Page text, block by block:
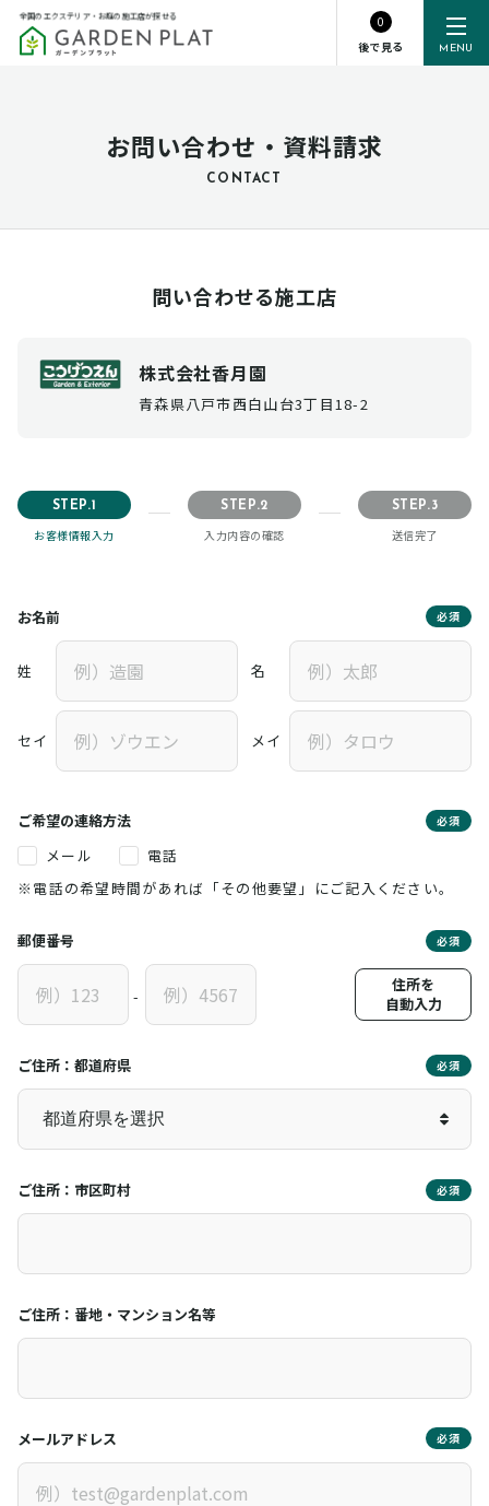
MENU
全国のエクステリア・お庭の施工店が探せる
0
後で見る
お問い合わせ・資料請求
CONTACT
問い合わせる施工店
株式会社香月園
青森県八戸市西白山台3丁目18-2
STEP.1
お客様情報入力
STEP.2
入力内容の確認
STEP.3
送信完了
お名前 必須
姓 名
セイ メイ
ご希望の連絡方法 必須
メール
電話
※電話の希望時間があれば「その他要望」にご記入ください。
郵便番号 必須
-
住所を
自動入力
ご住所：都道府県 必須
ご住所：市区町村 必須
ご住所：番地・マンション名等
メールアドレス 必須